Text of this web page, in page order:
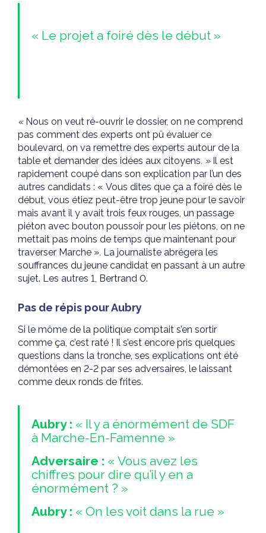
« Le projet a foiré dès le début »
« Nous on veut ré-ouvrir le dossier, on ne comprend
pas comment des experts ont pû évaluer ce
boulevard, on va remettre des experts autour de la
table et demander des idées aux citoyens. » Il est
rapidement coupé dans son explication par l’un des
autres candidats : « Vous dites que ça a foiré dès le
début, vous étiez peut-être trop jeune pour le savoir
mais avant il y avait trois feux rouges, un passage
piéton avec bouton poussoir pour les piétons, on ne
mettait pas moins de temps que maintenant pour
traverser Marche ». La journaliste abrégera les
souffrances du jeune candidat en passant à un autre
sujet. Les autres 1, Bertrand 0.
Pas de répis pour Aubry
Si le môme de la politique comptait s’en sortir
comme ça, c’est raté ! Il s’est encore pris quelques
questions dans la tronche, ses explications ont été
démontées en 2-2 par ses adversaires, le laissant
comme deux ronds de frites.
Aubry : « Il y a énormément de SDF
à Marche-En-Famenne »
Adversaire : « Vous avez les
chiffres pour dire qu’il y en a
énormément ? »
Aubry : « On les voit dans la rue »